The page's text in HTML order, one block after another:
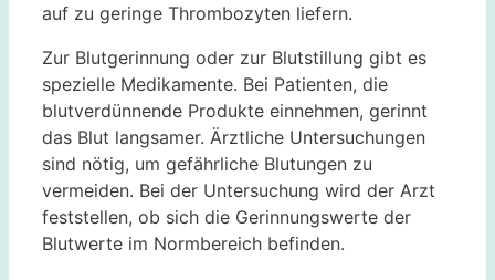
auf zu geringe Thrombozyten liefern.
Zur Blutgerinnung oder zur Blutstillung gibt es
spezielle Medikamente. Bei Patienten, die
blutverdünnende Produkte einnehmen, gerinnt
das Blut langsamer. Ärztliche Untersuchungen
sind nötig, um gefährliche Blutungen zu
vermeiden. Bei der Untersuchung wird der Arzt
feststellen, ob sich die Gerinnungswerte der
Blutwerte im Normbereich befinden.